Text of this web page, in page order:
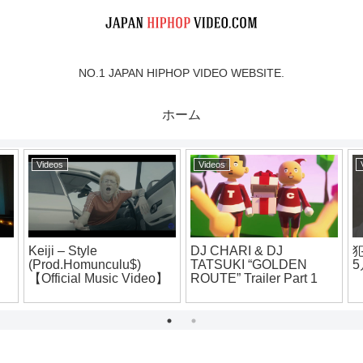
NO.1 JAPAN HIPHOP VIDEO WEBSITE.
ホーム
Videos
Keiji – Style
(Prod.Homunculu$)
【Official Music Video】
Videos
DJ CHARI & DJ
TATSUKI “GOLDEN
ROUTE” Trailer Part 1
5